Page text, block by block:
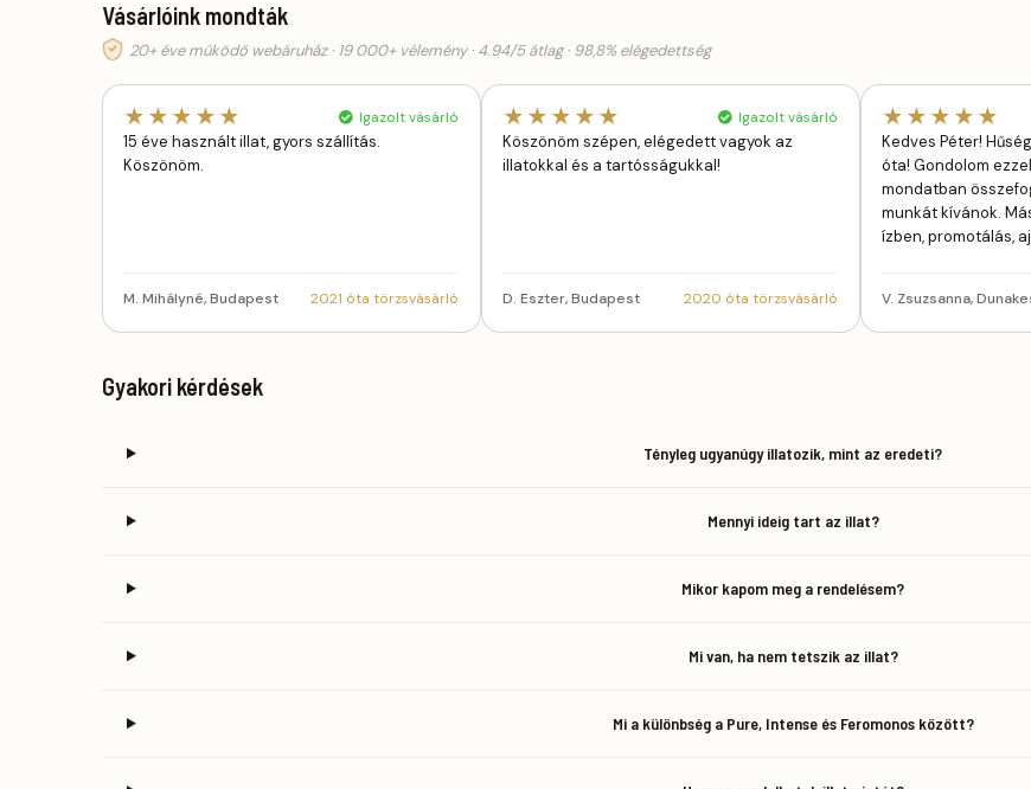
Vásárlóink mondták
20+ éve működő webáruház · 19 000+ vélemény · 4.94/5 átlag · 98,8% elégedettség
★★★★★ Igazolt vásárló
15 éve használt illat, gyors szállítás.
Köszönöm.
M. Mihályné, Budapest 2021 óta törzsvásárló
★★★★★ Igazolt vásárló
Köszönöm szépen, elégedett vagyok az
illatokkal és a tartósságukkal!
D. Eszter, Budapest 2020 óta törzsvásárló
★★★★★
Kedves Péter!
óta! Gondolom
mondatban
munkát kívánok.
ízben, promotálás,
V. Zsuzsanna,
Gyakori kérdések
Tényleg ugyanúgy illatozik, mint az eredeti?
Mennyi ideig tart az illat?
Mikor kapom meg a rendelésem?
Mi van, ha nem tetszik az illat?
Mi a különbség a Pure, Intense és Feromonos között?